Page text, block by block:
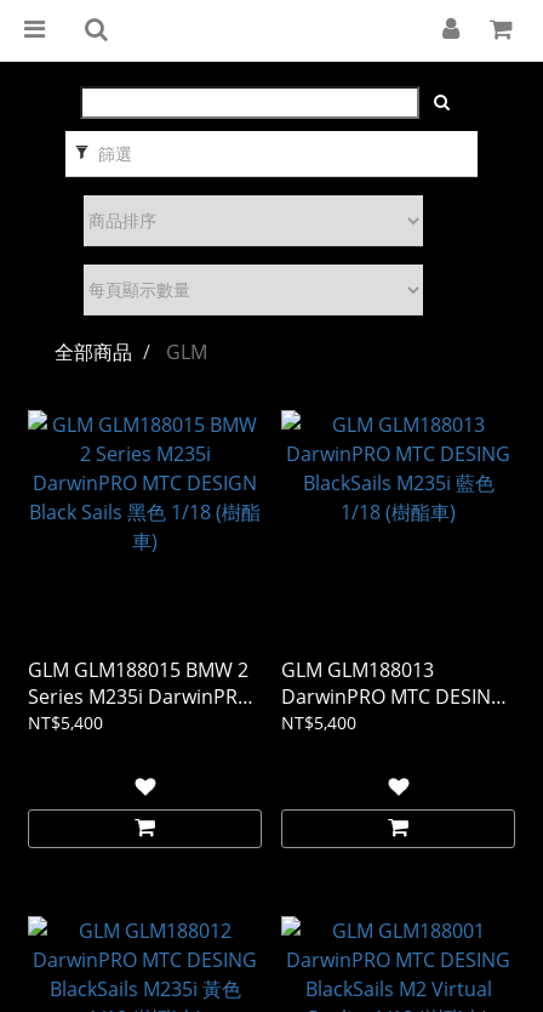
篩選
全部商品 GLM
GLM GLM188015 BMW 2
Series M235i DarwinPRO
MTC DESIGN Black Sails
NT$5,400
GLM GLM188013
DarwinPRO MTC DESING
BlackSails M235i 藍色
NT$5,400